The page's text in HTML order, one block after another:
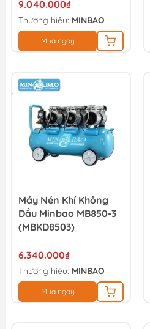
9.040.000₫
Thương hiệu: MINBAO
Mua ngay
Máy Nén Khí Không
Dầu Minbao MB850-3
(MBKD8503)
6.340.000₫
Thương hiệu: MINBAO
Mua ngay